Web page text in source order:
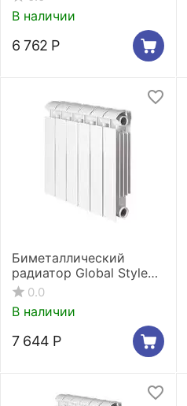
В наличии
6 762 Р
Биметаллический
радиатор Global Style
Extra 350 5 секций
0.0
В наличии
7 644 Р